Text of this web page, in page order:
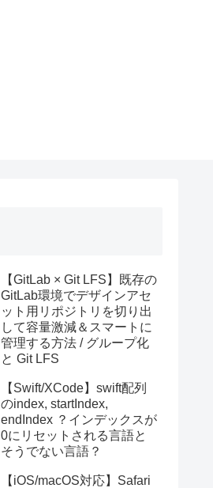
【GitLab × Git LFS】既存の
GitLab環境でデザインアセ
ット用リポジトリを切り出
して容量激減＆スマートに
管理する方法 / グループ化
と Git LFS
【Swift/XCode】swift配列
のindex, startIndex,
endIndex ？インデックスが
0にリセットされる言語と
そうでない言語？
【iOS/macOS対応】Safari